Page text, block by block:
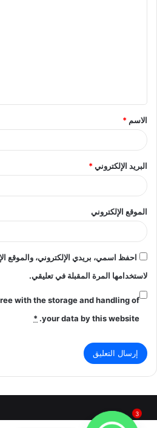
ق
*
الاسم *
البريد الإلكتروني*
الموقع الإلكتروني
احفظ اسمي، بريدي الإلكتروني، والموقع
لاستخدامها المرة المقبلة في تعليقي.
with the storage and handling of
your data by this website.
*
3